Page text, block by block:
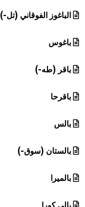
الباغوز الفوقاني (تل-)
باغوس
باقر (طه-)
باقرحا
بالس
بالستان (سوق-)
بالميرا